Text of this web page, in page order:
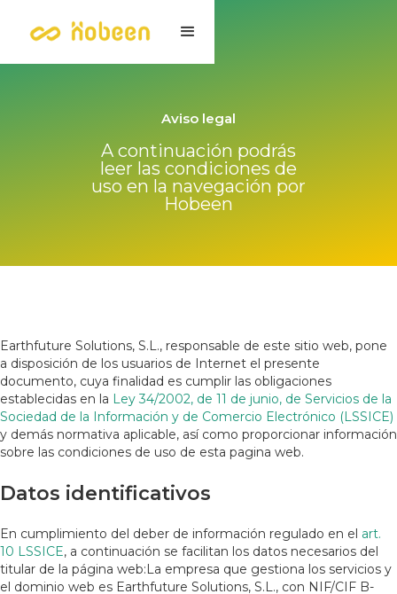
Aviso legal
A continuación podrás
leer las condiciones de
uso en la navegación por
Hobeen
Earthfuture Solutions, S.L., responsable de este sitio web, pone
a disposición de los usuarios de Internet el presente
documento, cuya finalidad es cumplir las obligaciones
establecidas en la Ley 34/2002, de 11 de junio, de Servicios de la
Sociedad de la Información y de Comercio Electrónico (LSSICE)
y demás normativa aplicable, así como proporcionar información
sobre las condiciones de uso de esta pagina web.
Datos identificativos
En cumplimiento del deber de información regulado en el art.
10 LSSICE, a continuación se facilitan los datos necesarios del
titular de la página web:La empresa que gestiona los servicios y
el dominio web es Earthfuture Solutions, S.L., con NIF/CIF B-